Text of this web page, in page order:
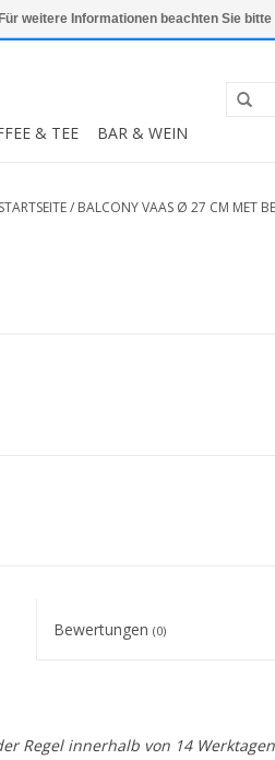
0 Artikel - €0,00 Mein Konto /
& TEE BAR & WEIN
STARTSEITE/ BALCONY VAAS Ø 27 CM MET
Bewertungen(0)
Regel innerhalb von 14
Für weitere Informationen beachten Sie